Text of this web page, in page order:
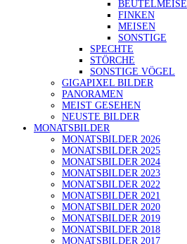
BEUTELMEISE
FINKEN
MEISEN
SONSTIGE
SPECHTE
STÖRCHE
SONSTIGE VÖGEL
GIGAPIXEL BILDER
PANORAMEN
MEIST GESEHEN
NEUSTE BILDER
MONATSBILDER
MONATSBILDER 2026
MONATSBILDER 2025
MONATSBILDER 2024
MONATSBILDER 2023
MONATSBILDER 2022
MONATSBILDER 2021
MONATSBILDER 2020
MONATSBILDER 2019
MONATSBILDER 2018
MONATSBILDER 2017